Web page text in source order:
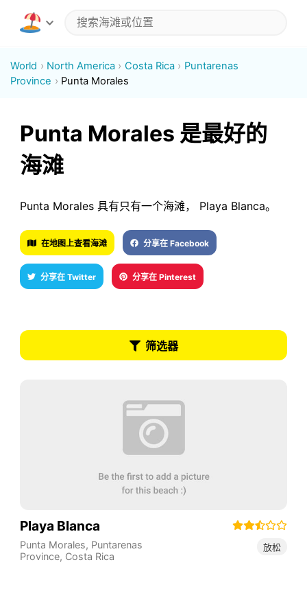
World North America Costa Rica
Puntarenas
Province
Punta Morales
Punta Morales 是最好的
海滩
Punta Morales 具有只有一个海滩， Playa Blanca。
在地图上查看海滩 分享在 Facebook
分享在 Twitter 分享在 Pinterest
筛选器
Playa Blanca
Punta Morales, Puntarenas
Province, Costa Rica
放松